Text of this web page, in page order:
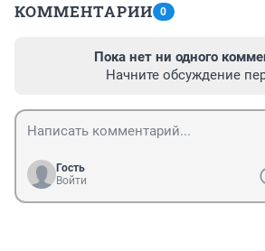
КОММЕНТАРИИ 0
Пока нет ни одного
Начните обсуждение
Гость
Войти